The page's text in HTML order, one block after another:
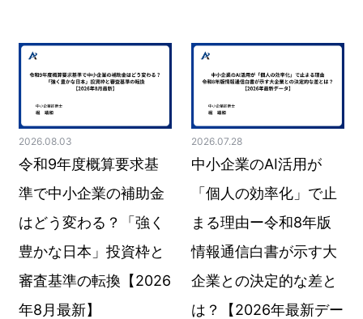
2026.08.03
令和9年度概算要求基
準で中小企業の補助金
はどう変わる？「強く
豊かな日本」投資枠と
審査基準の転換【2026
年8月最新】
2026.07.28
中小企業のAI活用が
「個人の効率化」で止
まる理由ー令和8年版
情報通信白書が示す大
企業との決定的な差と
は？【2026年最新デー